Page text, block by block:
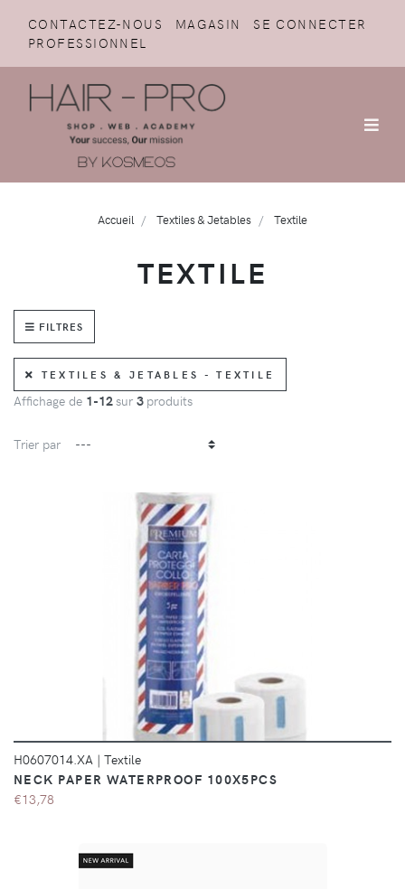
CONTACTEZ-NOUS MAGASIN
SE CONNECTER
PROFESSIONNEL
Accueil Textiles & Jetables Textile
TEXTILE
FILTRES
TEXTILES & JETABLES - TEXTILE
Affichage de 1-12sur 3 produits
Trier par
DÉTAILS
H0607014.XA | Textile
NECK PAPER WATERPROOF 100X5PCS
€13,78